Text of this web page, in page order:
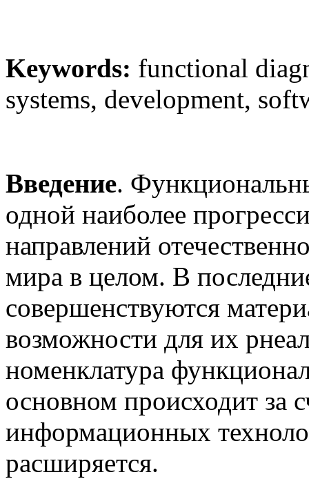
Keywords: functional
systems, development,
Введение.
одной наиболее
направлений
мира в целом. В
совершенствуются
возможности для их
номенклатура
основном происходит за
информационных
расширяется.